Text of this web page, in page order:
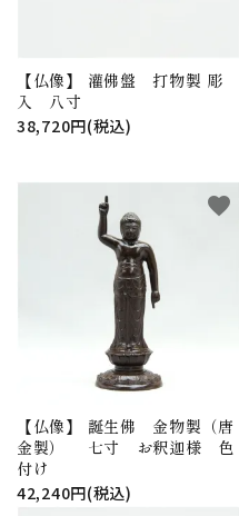
【仏像】 灌佛盤 打物製 彫
入 八寸
38,720円(税込)
【仏像】 誕生佛 金物製（唐
金製） 七寸 お釈迦様 色
付け
42,240円(税込)
favorite